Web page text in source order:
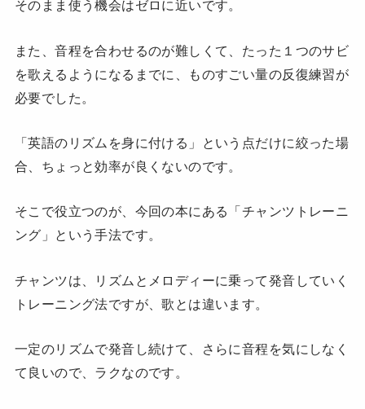
そのまま使う機会はゼロに近いです。
また、音程を合わせるのが難しくて、たった１つのサビ
を歌えるようになるまでに、ものすごい量の反復練習が
必要でした。
「英語のリズムを身に付ける」という点だけに絞った場
合、ちょっと効率が良くないのです。
そこで役立つのが、今回の本にある「チャンツトレーニ
ング」という手法です。
チャンツは、リズムとメロディーに乗って発音していく
トレーニング法ですが、歌とは違います。
一定のリズムで発音し続けて、さらに音程を気にしなく
て良いので、ラクなのです。